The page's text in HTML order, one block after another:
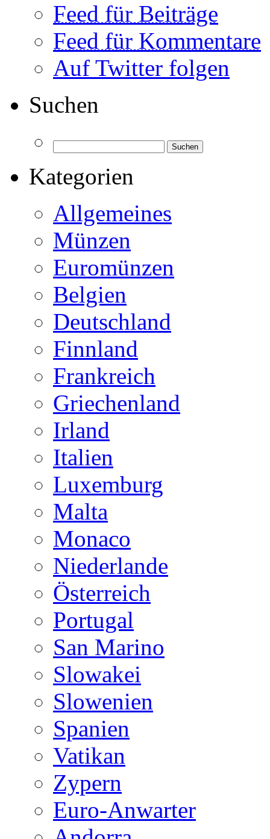
Feed für Beiträge
Feed für Kommentare
Auf Twitter folgen
Suchen
Kategorien
Allgemeines
Münzen
Euromünzen
Belgien
Deutschland
Finnland
Frankreich
Griechenland
Irland
Italien
Luxemburg
Malta
Monaco
Niederlande
Österreich
Portugal
San Marino
Slowakei
Slowenien
Spanien
Vatikan
Zypern
Euro-Anwarter